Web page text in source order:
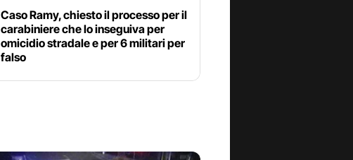
Caso Ramy, chiesto il processo per il
carabiniere che lo inseguiva per
omicidio stradale e per 6 militari per
falso